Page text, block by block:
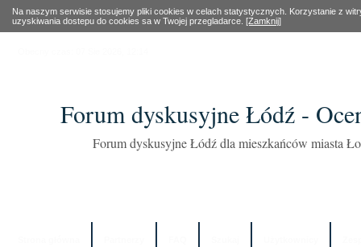
Na naszym serwisie stosujemy pliki cookies w celach statystycznych. Korzystanie z
uzyskiwania dostepu do cookies sa w Twojej przegladarce. [Zamknij]
Forum dyskusyjne Łódź -
Forum dyskusyjne Łódź dla mieszkańców miasta